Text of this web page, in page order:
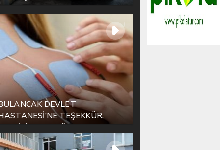
DEVLET
TEŞEKKÜR,
ÇAĞRI